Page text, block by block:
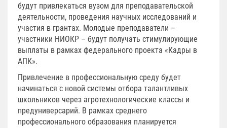
будут привлекаться вузом для преподавательской
деятельности, проведения научных исследований и
участия в грантах. Молодые преподаватели –
участники НИОКР – будут получать стимулирующие
выплаты в рамках федерального проекта «Кадры в
АПК».
Привлечение в профессиональную среду будет
начинаться с новой системы отбора талантливых
школьников через агротехнологические классы и
предуниверсарий. В рамках среднего
профессионального образования планируется